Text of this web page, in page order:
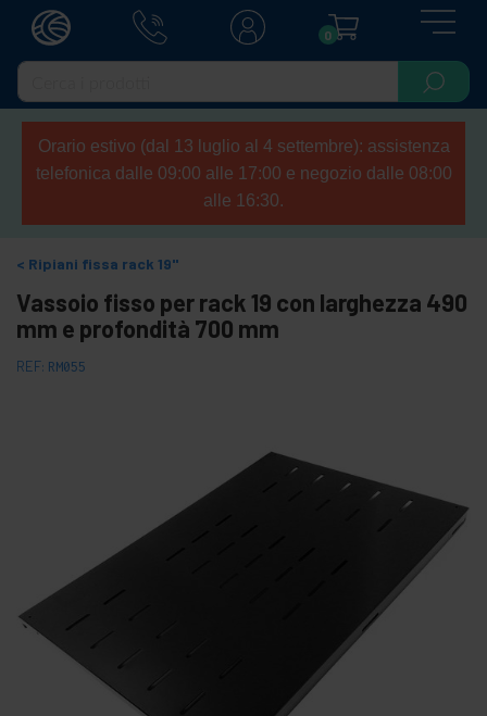
0
Orario estivo (dal 13 luglio al 4 settembre): assistenza
telefonica dalle 09:00 alle 17:00 e negozio dalle 08:00
alle 16:30.
Ripiani fissa rack 19"
Vassoio fisso per rack 19 con larghezza 490
mm e profondità 700 mm
REF: RM055